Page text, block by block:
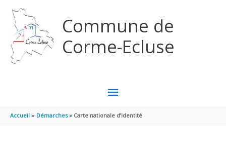
Commune de
Corme-Ecluse
MENU
PRINCIPAL
Accueil Démarches Carte nationale d’identité